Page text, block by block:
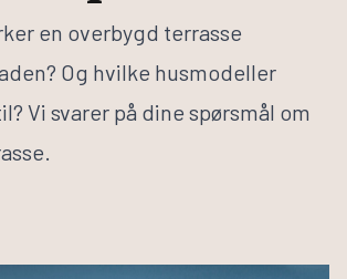
en overbygd terrasse
Og hvilke husmodeller
Vi svarer på dine spørsmål om